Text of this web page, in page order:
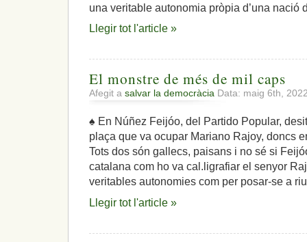
una veritable autonomia pròpia d’una nació
Llegir tot l'article »
El monstre de més de mil caps
Afegit a salvar la democràcia Data: maig 6th,
♠ En Núñez Feijóo, del Partido Popular,
plaça que va ocupar Mariano Rajoy, doncs
Tots dos són gallecs, paisans i no sé si
catalana com ho va cal.ligrafiar el senyor
veritables autonomies com per posar-se a
Llegir tot l'article »